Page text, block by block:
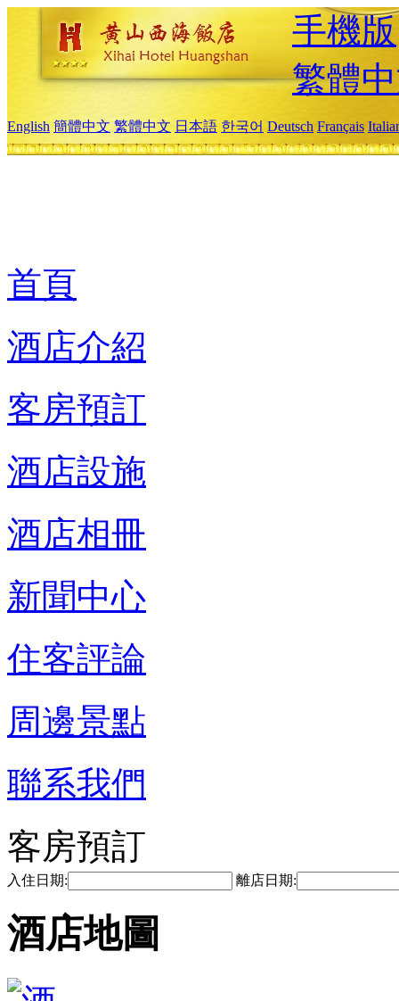
手機版
繁體
English 簡體中文 繁體中文 日本語 한국어 Deutsch Français
首頁
酒店介紹
客房預訂
酒店設施
酒店相冊
新聞中心
住客評論
周邊景點
聯系我們
客房預訂
入住日期: 離店日期:
酒店地圖